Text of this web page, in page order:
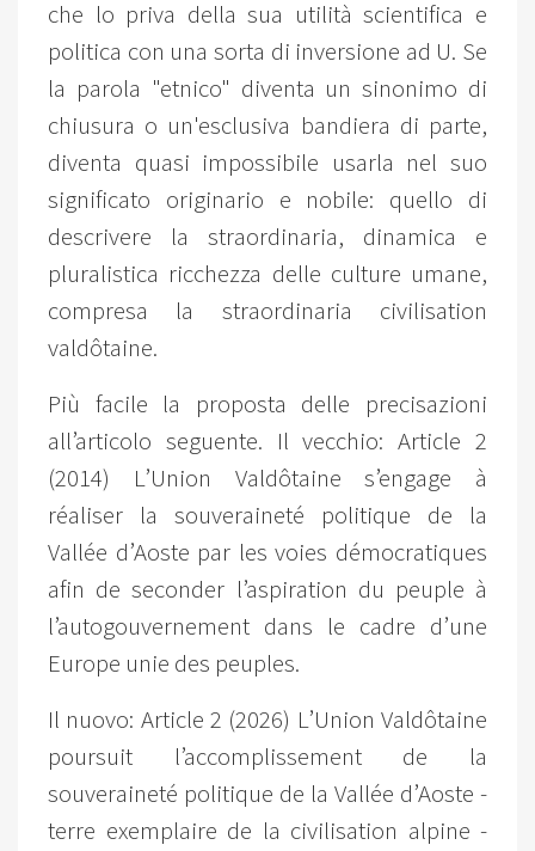
che lo priva della sua utilità scientifica e
politica con una sorta di inversione ad U. Se
la parola "etnico" diventa un sinonimo di
chiusura o un'esclusiva bandiera di parte,
diventa quasi impossibile usarla nel suo
significato originario e nobile: quello di
descrivere la straordinaria, dinamica e
pluralistica ricchezza delle culture umane,
compresa la straordinaria civilisation
valdôtaine.
Più facile la proposta delle precisazioni
all’articolo seguente. Il vecchio: Article 2
(2014) L’Union Valdôtaine s’engage à
réaliser la souveraineté politique de la
Vallée d’Aoste par les voies démocratiques
afin de seconder l’aspiration du peuple à
l’autogouvernement dans le cadre d’une
Europe unie des peuples.
Il nuovo: Article 2 (2026) L’Union Valdôtaine
poursuit l’accomplissement de la
souveraineté politique de la Vallée d’Aoste -
terre exemplaire de la civilisation alpine -